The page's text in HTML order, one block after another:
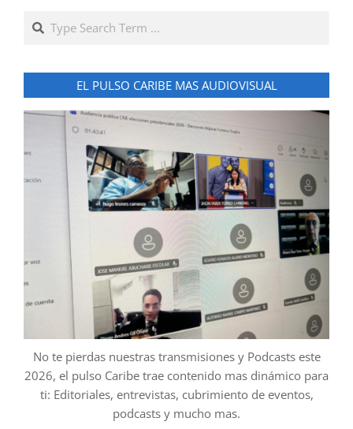
Search
EL PULSO CARIBE MAS AUDIOVISUAL
No te pierdas nuestras transmisiones y Podcasts este
2026, el pulso Caribe trae contenido mas dinámico para
ti: Editoriales, entrevistas, cubrimiento de eventos,
podcasts y mucho mas.